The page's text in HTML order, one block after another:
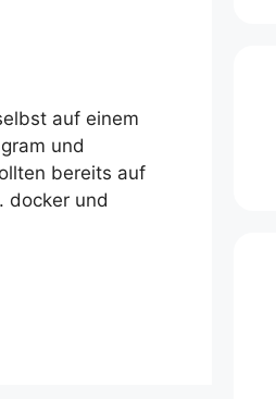
auf einem
und
bereits auf
docker und